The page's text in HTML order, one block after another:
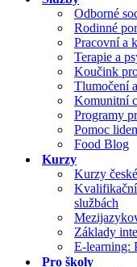
Odborné
Rodinné
Pracovní a
Terapie a
Koučink
Tlumočení
Komunitní
Programy
Pomoc
Food Blog
Kurzy
Kurzy
službách
Základy
E-learning:
Pro školy